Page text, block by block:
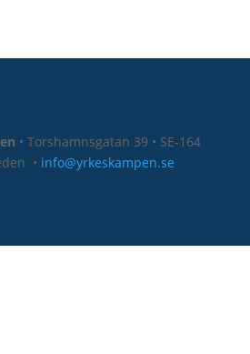
• Torshamnsgatan 39 • SE-164
• info@yrkeskampen.se